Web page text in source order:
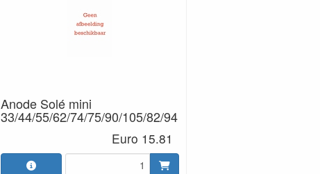
Anode Solé mini
33/44/55/62/74/75/90/105/82/94
Euro 15.81